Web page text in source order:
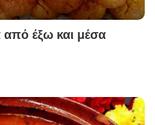
έξω και μέσα